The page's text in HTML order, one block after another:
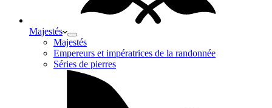
Majestés
Majestés
Empereurs et impératrices de la randonnée
Séries de pierres